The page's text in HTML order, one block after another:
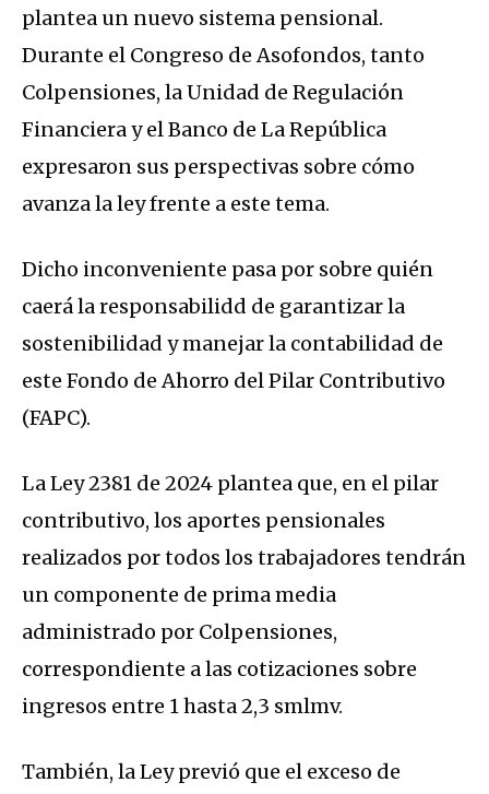
plantea un nuevo sistema pensional.
Durante el Congreso de Asofondos, tanto
Colpensiones, la Unidad de Regulación
Financiera y el Banco de La República
expresaron sus perspectivas sobre cómo
avanza la ley frente a este tema.
Dicho inconveniente pasa por sobre quién
caerá la responsabilidd de garantizar la
sostenibilidad y manejar la contabilidad de
este Fondo de Ahorro del Pilar Contributivo
(FAPC).
La Ley 2381 de 2024 plantea que, en el pilar
contributivo, los aportes pensionales
realizados por todos los trabajadores tendrán
un componente de prima media
administrado por Colpensiones,
correspondiente a las cotizaciones sobre
ingresos entre 1 hasta 2,3 smlmv.
También, la Ley previó que el exceso de